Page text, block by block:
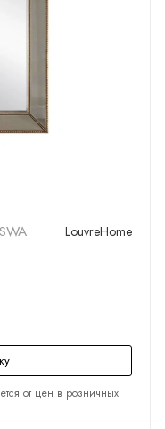
LouvreHome
от цен в розничных